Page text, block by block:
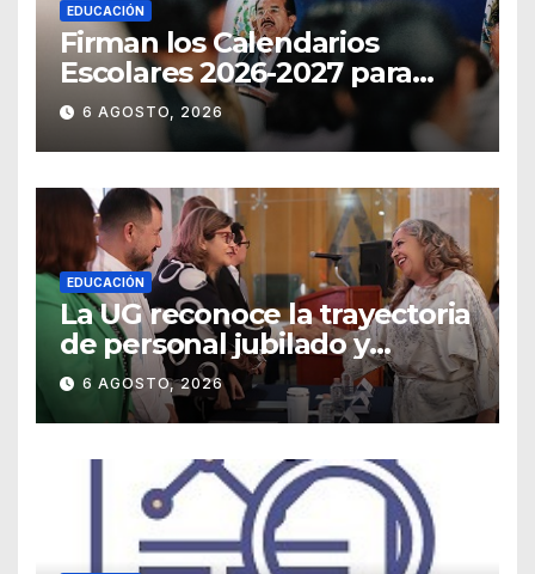
EDUCACIÓN
Firman los Calendarios
Escolares 2026-2027 para
Guanajuato
6 AGOSTO, 2026
EDUCACIÓN
La UG reconoce la trayectoria
de personal jubilado y
agradece su legado
6 AGOSTO, 2026